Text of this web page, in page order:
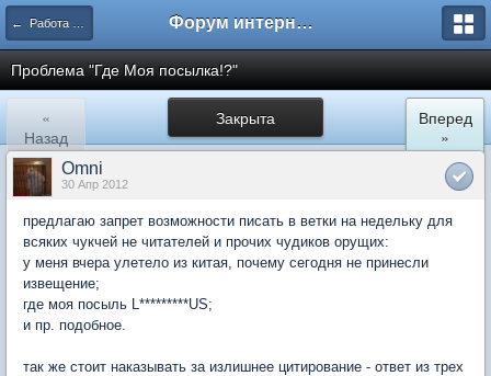
← Работа сайта ShopTips.ru Форум интернет покупателей
Проблема "Где Моя посылка!?"
Закрыта
«
Назад
Вперед
»
Omni
30 Апр 2012
предлагаю запрет возможности писать в ветки на недельку для
всяких чукчей не читателей и прочих чудиков орущих:
у меня вчера улетело из китая, почему сегодня не принесли
извещение;
где моя посыль L*********US;
и пр. подобное.
так же стоит наказывать за излишнее цитирование - ответ из трех